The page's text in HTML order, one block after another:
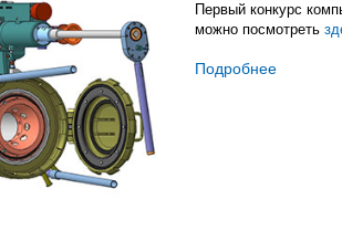
Первый конкурс
можно посмотреть
Подробнее